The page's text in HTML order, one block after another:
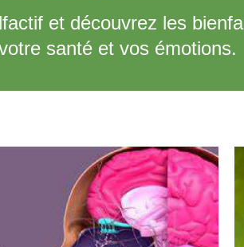
et découvrez les
santé et vos émotions.